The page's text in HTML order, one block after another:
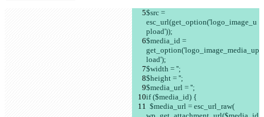
$src =
esc_url(get_option('logo_image_u
pload'));
$media_id =
get_option('logo_image_media_up
load');
$width = '';
$height = '';
$media_url = '';
if ($media_id) {